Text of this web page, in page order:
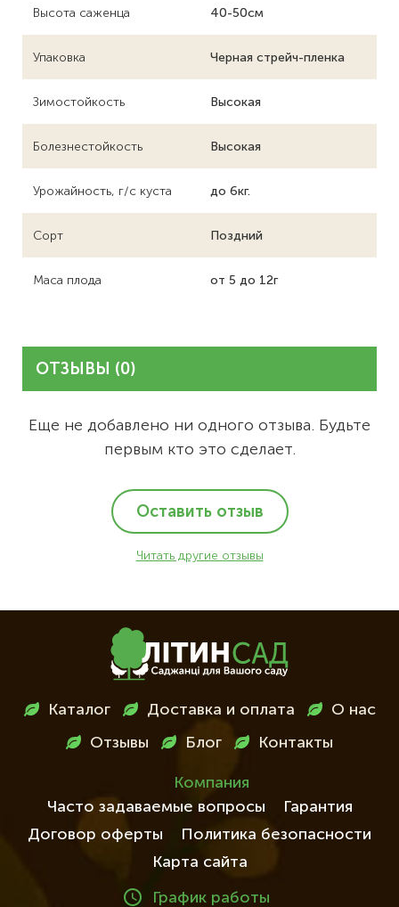
Высота саженца 40-50см
Упаковка Черная стрейч-пленка
Зимостойкость Высокая
Болезнестойкость Высокая
Урожайность, г/с куста до 6кг.
Сорт Поздний
Маса плода от 5 до 12г
ОТЗЫВЫ (0)
Еще не добавлено ни одного отзыва. Будьте
первым кто это сделает.
Оставить отзыв
Читать другие отзывы
МенюКаталог Доставка и оплата О нас
Отзывы Блог Контакты
Компания
Часто задаваемые вопросы
Гарантия
Договор оферты
Политика безопасности
Карта сайта
График работы